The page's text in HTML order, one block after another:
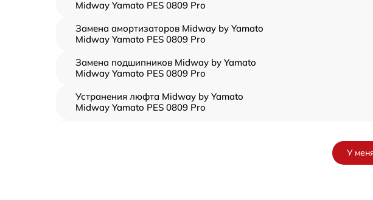
Midway Yamato PES 0809 Pro
Замена амортизаторов Midway by Yamato
Midway Yamato PES 0809 Pro
Замена подшипников Midway by Yamato
Midway Yamato PES 0809 Pro
Устранения люфта Midway by Yamato
Midway Yamato PES 0809 Pro
У